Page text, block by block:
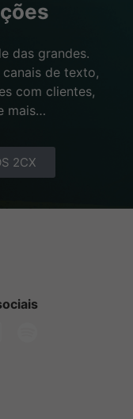
das grandes.
de texto,
com clientes,
mais…
2CX